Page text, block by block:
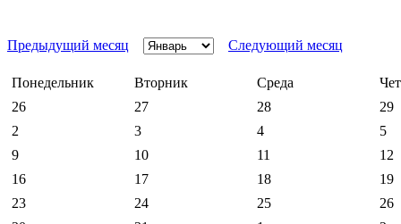
Предыдущий месяц Следующий месяц
Понедельник Вторник Среда
26
27 28
29
2
3 4
5
9
10 11
12
16
17 18
19
23
24 25
26